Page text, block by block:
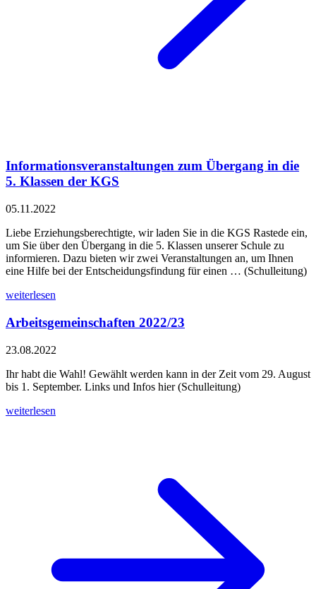
Informationsveranstaltungen zum Übergang in die
5. Klassen der KGS
05.11.2022
Liebe Erziehungsberechtigte, wir laden Sie in die KGS Rastede ein,
um Sie über den Übergang in die 5. Klassen unserer Schule zu
informieren. Dazu bieten wir zwei Veranstaltungen an, um Ihnen
eine Hilfe bei der Entscheidungsfindung für einen … (Schulleitung)
weiterlesen
Arbeitsgemeinschaften 2022/23
23.08.2022
Ihr habt die Wahl! Gewählt werden kann in der Zeit vom 29. August
bis 1. September. Links und Infos hier (Schulleitung)
weiterlesen